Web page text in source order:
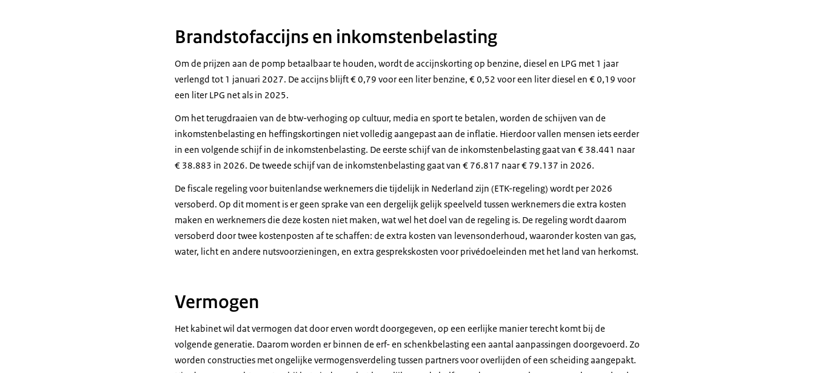
Brandstofaccijns en inkomstenbelasting
Om de prijzen aan de pomp betaalbaar te houden, wordt de accijnskorting op benzine, diesel en LPG met 1 jaar
verlengd tot 1 januari 2027. De accijns blijft € 0,79 voor een liter benzine, € 0,52 voor een liter diesel en € 0,19 voor
een liter LPG net als in 2025.
Om het terugdraaien van de btw-verhoging op cultuur, media en sport te betalen, worden de schijven van de
inkomstenbelasting en heffingskortingen niet volledig aangepast aan de inflatie. Hierdoor vallen mensen iets eerder
in een volgende schijf in de inkomstenbelasting. De eerste schijf van de inkomstenbelasting gaat van € 38.441 naar
€ 38.883 in 2026. De tweede schijf van de inkomstenbelasting gaat van € 76.817 naar € 79.137 in 2026.
De fiscale regeling voor buitenlandse werknemers die tijdelijk in Nederland zijn (ETK-regeling) wordt per 2026
versoberd. Op dit moment is er geen sprake van een dergelijk gelijk speelveld tussen werknemers die extra kosten
maken en werknemers die deze kosten niet maken, wat wel het doel van de regeling is. De regeling wordt daarom
versoberd door twee kostenposten af te schaffen: de extra kosten van levensonderhoud, waaronder kosten van gas,
water, licht en andere nutsvoorzieningen, en extra gesprekskosten voor privédoeleinden met het land van herkomst.
Vermogen
Het kabinet wil dat vermogen dat door erven wordt doorgegeven, op een eerlijke manier terecht komt bij de
volgende generatie. Daarom worden er binnen de erf- en schenkbelasting een aantal aanpassingen doorgevoerd. Zo
worden constructies met ongelijke vermogensverdeling tussen partners voor overlijden of een scheiding aangepakt.